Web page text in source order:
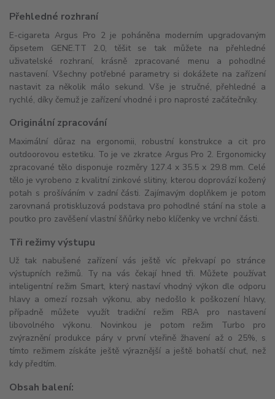
Přehledné rozhraní
E-cigareta Argus Pro 2 je poháněna moderním upgradovaným
čipsetem GENE.TT 2.0, těšit se tak můžete na přehledné
uživatelské rozhraní, krásně zpracované menu a pohodlné
nastavení. Všechny potřebné parametry si dokážete na zařízení
nastavit za několik málo sekund. Vše je stručné, přehledné a
rychlé, díky čemuž je zařízení vhodné i pro naprosté začátečníky.
Originální zpracování
Maximální důraz na ergonomii, robustní konstrukce a cit pro
outdoorovou estetiku. To je ve zkratce Argus Pro 2. Ergonomicky
zpracované tělo disponuje rozměry 127.4 x 35.5 x 29.8 mm. Celé
tělo je vyrobeno z kvalitní zinkové slitiny, kterou doprovází kožený
potah s prošíváním v zadní části. Zajímavým doplňkem je potom
zarovnaná protiskluzová podstava pro pohodlné stání na stole a
poutko pro zavěšení vlastní šňůrky nebo klíčenky ve vrchní části.
Tři režimy výstupu
Už tak nabušené zařízení vás ještě víc překvapí po stránce
výstupních režimů. Ty na vás čekají hned tři. Můžete používat
inteligentní režim Smart, který nastaví vhodný výkon dle odporu
hlavy a omezí rozsah výkonu, aby nedošlo k poškození hlavy,
případně můžete využít tradiční režim RBA pro nastavení
libovolného výkonu. Novinkou je potom režim Turbo pro
zvýraznění produkce páry v první vteřině žhavení až o 25%, s
tímto režimem získáte ještě výraznější a ještě bohatší chuť, než
kdy předtím.
Obsah balení: